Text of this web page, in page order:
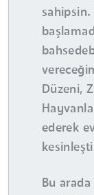
Düzeni,
ederek
Bu